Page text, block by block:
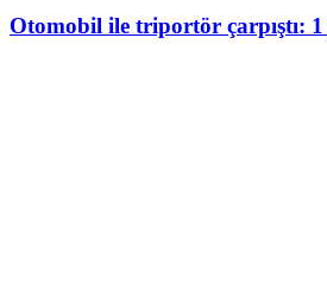
Otomobil ile triportör çarpıştı: 1